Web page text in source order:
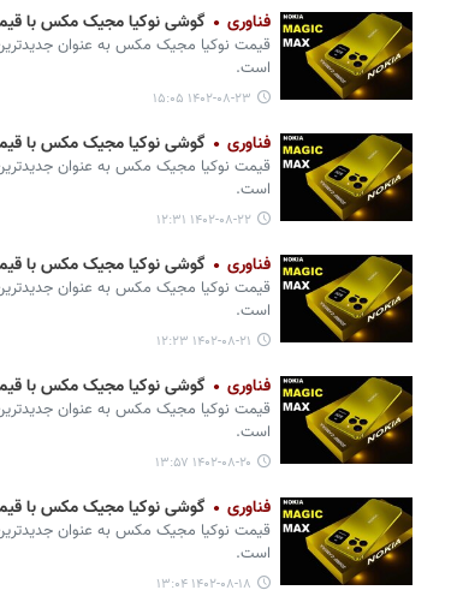
فناوری گوشی نوکیا مجیک مکس با قیمت دلار امروز
قیمت نوکیا مجیک مکس به عنوان
است.
۱۴۰۲-۰۸-۲۳ ۱۵:۰۵
فناوری گوشی نوکیا مجیک مکس با قیمت دلار امروز
قیمت نوکیا مجیک مکس به عنوان
است.
۱۴۰۲-۰۸-۲۲ ۱۲:۳۱
فناوری گوشی نوکیا مجیک مکس با قیمت دلار امروز
قیمت نوکیا مجیک مکس به عنوان
است.
۱۴۰۲-۰۸-۲۱ ۱۲:۲۳
فناوری گوشی نوکیا مجیک مکس با قیمت دلار امروز
قیمت نوکیا مجیک مکس به عنوان
است.
۱۴۰۲-۰۸-۲۰ ۱۳:۵۷
فناوری گوشی نوکیا مجیک مکس با قیمت دلار امروز
قیمت نوکیا مجیک مکس به عنوان
است.
۱۴۰۲-۰۸-۱۸ ۱۳:۰۴